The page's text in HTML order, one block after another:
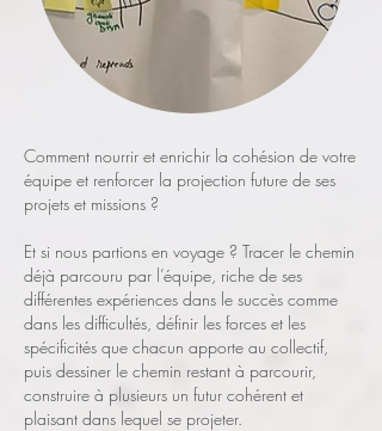
Comment nourrir et enrichir la cohésion de votre
équipe et renforcer la projection future de ses
projets et missions ?
Et si nous partions en voyage ? Tracer le chemin
déjà parcouru par l’équipe, riche de ses
différentes expériences dans le succès comme
dans les difficultés, définir les forces et les
spécificités que chacun apporte au collectif,
puis dessiner le chemin restant à parcourir,
construire à plusieurs un futur cohérent et
plaisant dans lequel se projeter.